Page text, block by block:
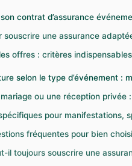
contrat d’assurance
souscrire une assurance
offres : critères
selon le type d’événement :
ou une réception privée
pour manifestations,
fréquentes pour bien
il toujours souscrire une